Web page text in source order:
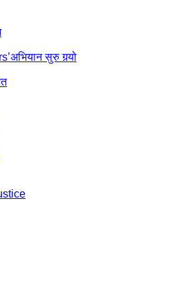
सुरु गर्‍यो